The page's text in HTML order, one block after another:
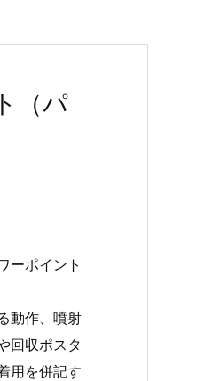
（パ
ーポイント
動作、噴射
回収ポスタ
用を併記す